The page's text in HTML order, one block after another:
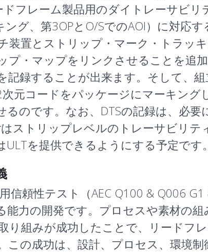
フレーム製品用のダイトレーサビリ
ング、第3OPとO/SでのAOI）に対応
装置とストリップ・マーク・トラッ
プ・マップをリンクさせることを追
記録することが出来ます。そして、
元コードをパッケージにマーキン
のです。なお、DTSの記録は、必要
ストリップレベルのトレーサビリ
を提供できるようにする予定です。
信頼性テスト（AEC Q100 & Q006
能力の開発です。プロセスや素材の
り組みが成功したことで、リードフ
の成功は、設計、プロセス、環境